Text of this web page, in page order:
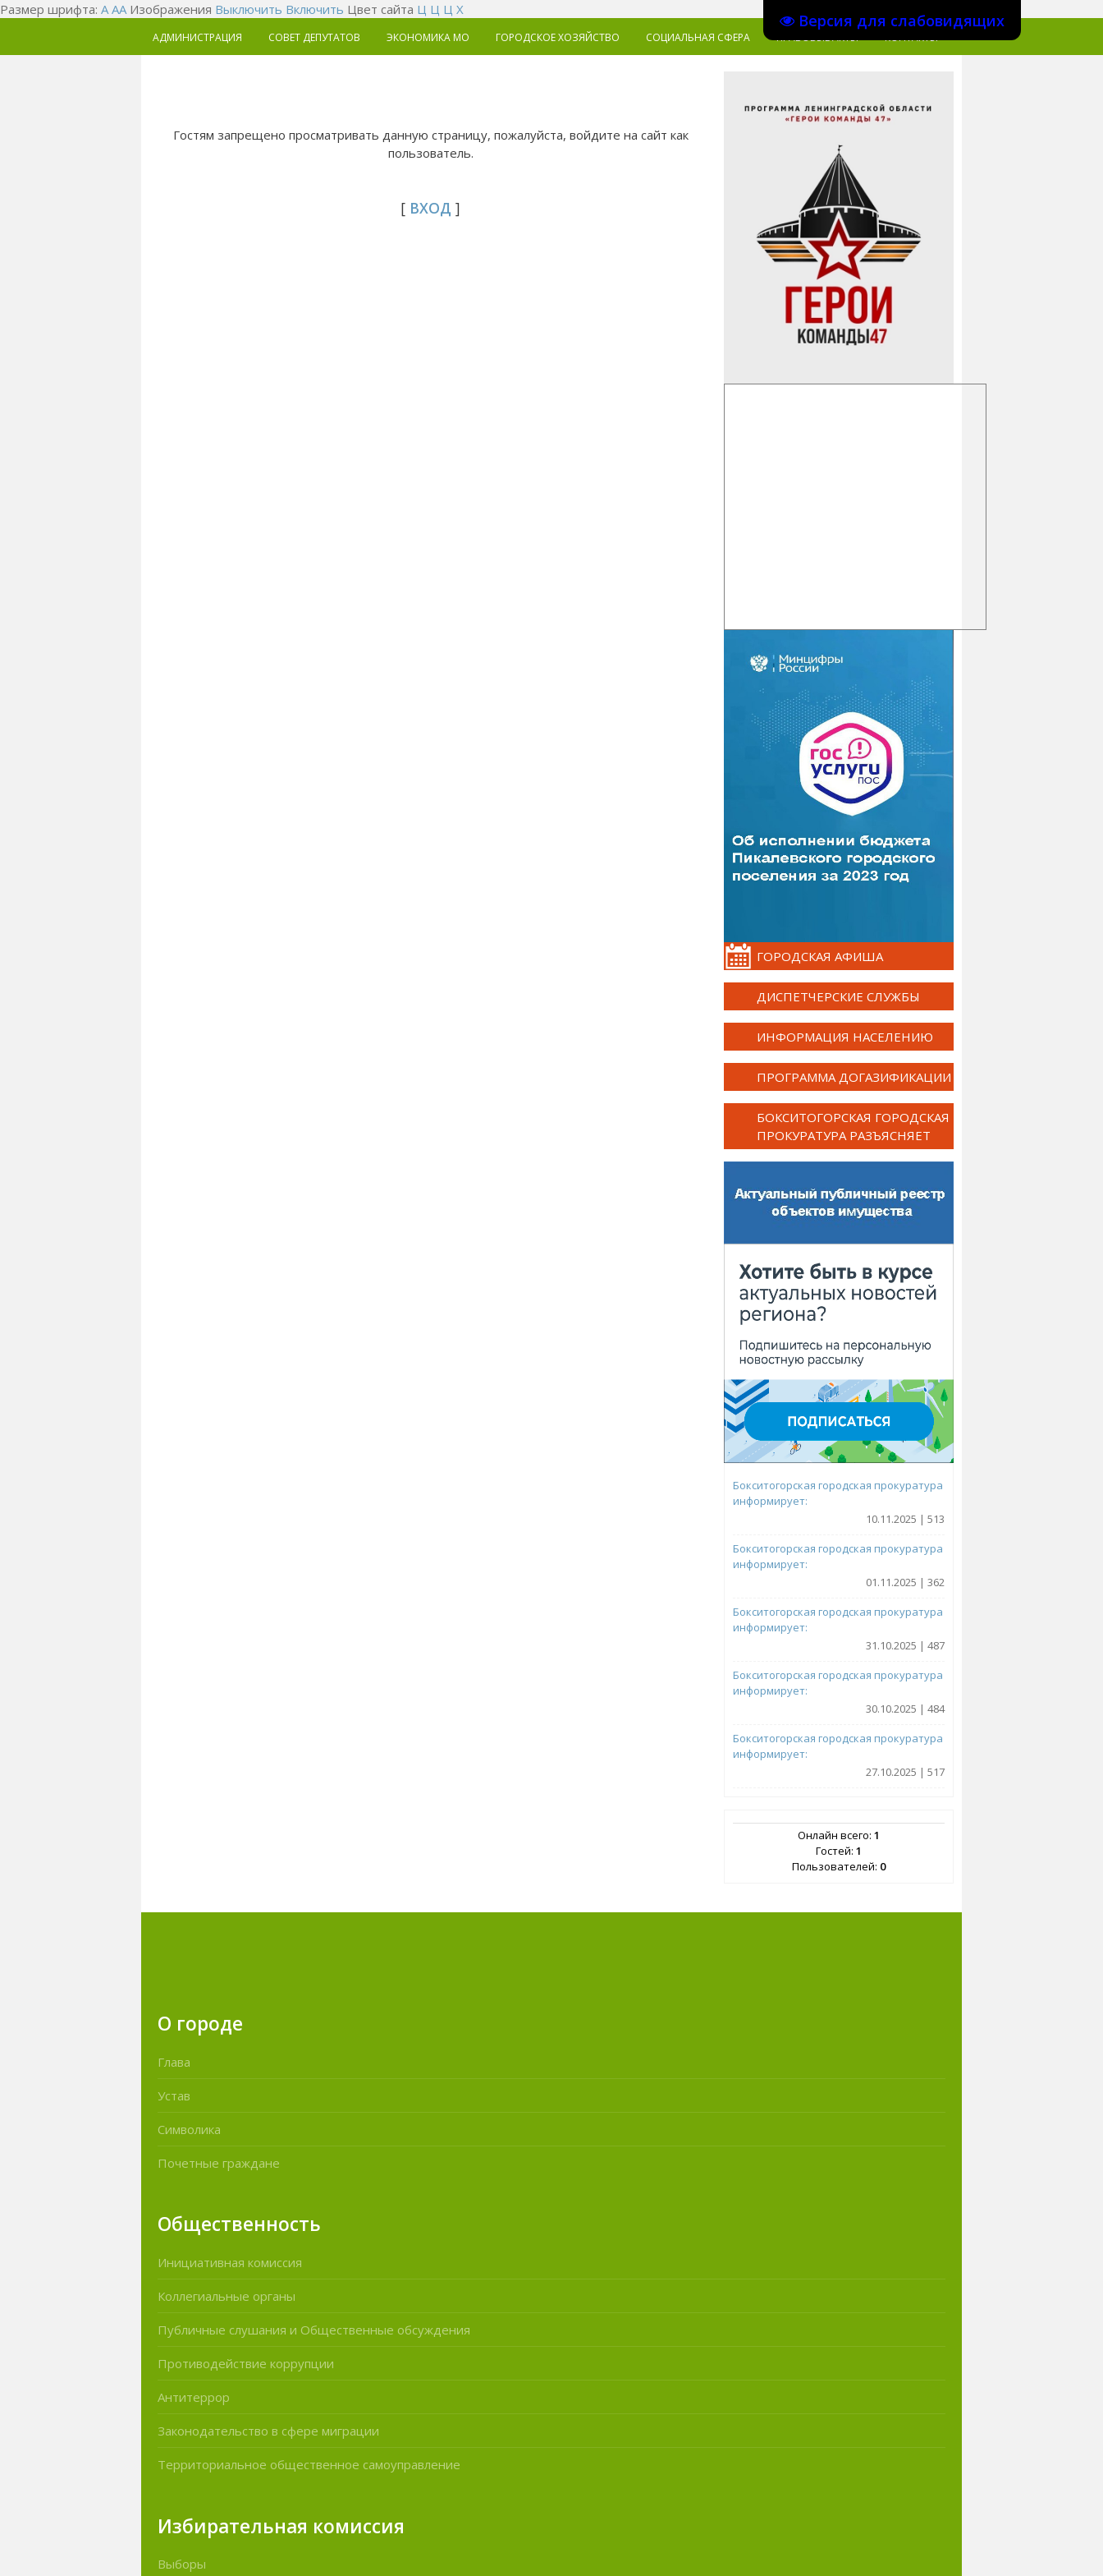
Версия для слабовидящих
Размер шрифта: A AAИзображения Выключить Включить Цвет сайта Ц Ц Ц Х
АДМИНИСТРАЦИЯ СОВЕТ ДЕПУТАТОВ ЭКОНОМИКА MO ГОРОДСКОЕ ХОЗЯЙСТВО СОЦИАЛЬНАЯ СФЕРА ПРАВОВЫЕ АКТЫ КОНТАКТЫ
Гостям запрещено просматривать данную страницу, пожалуйста, войдите на сайт как
пользователь.
[ ВХОД ]
ГОРОДСКАЯ АФИША
ДИСПЕТЧЕРСКИЕ СЛУЖБЫ
ИНФОРМАЦИЯ НАСЕЛЕНИЮ
ПРОГРАММА ДОГАЗИФИКАЦИИ
БОКСИТОГОРСКАЯ ГОРОДСКАЯ
ПРОКУРАТУРА РАЗЪЯСНЯЕТ
Бокситогорская городская прокуратура
информирует:
10.11.2025 | 513
Бокситогорская городская прокуратура
информирует:
01.11.2025 | 362
Бокситогорская городская прокуратура
информирует:
31.10.2025 | 487
Бокситогорская городская прокуратура
информирует:
30.10.2025 | 484
Бокситогорская городская прокуратура
информирует:
27.10.2025 | 517
Онлайн всего: 1
Гостей: 1
Пользователей: 0
О городе
Глава
Устав
Символика
Почетные граждане
Общественность
Инициативная комиссия
Коллегиальные органы
Публичные слушания и Общественные обсуждения
Противодействие коррупции
Антитеррор
Законодательство в сфере миграции
Территориальное общественное самоуправление
Избирательная комиссия
Выборы